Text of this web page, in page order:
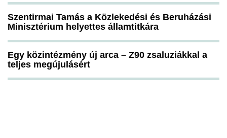
Szentirmai Tamás a Közlekedési és Beruházási
Minisztérium helyettes államtitkára
Egy közintézmény új arca – Z90 zsaluziákkal a
teljes megújulásért